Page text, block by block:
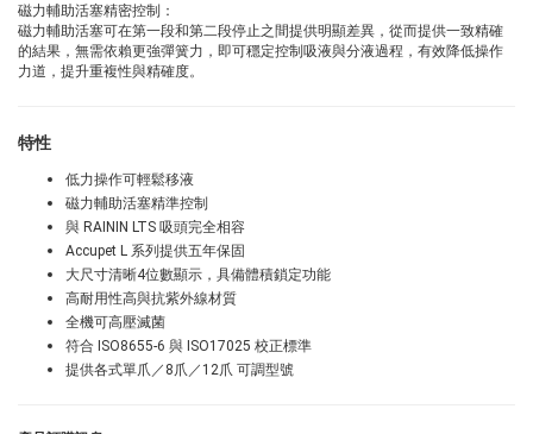
磁力輔助活塞精密控制：
磁力輔助活塞可在第一段和第二段停止之間提供明顯差異，從而提供一致精確
的結果，無需依賴更強彈簧力，即可穩定控制吸液與分液過程，有效降低操作
力道，提升重複性與精確度。
特性
低力操作可輕鬆移液
磁力輔助活塞精準控制
與 RAININ LTS 吸頭完全相容
Accupet L 系列提供五年保固
大尺寸清晰4位數顯示，具備體積鎖定功能
高耐用性高與抗紫外線材質
全機可高壓滅菌​
符合 ISO8655-6 與 ISO17025 校正標準
提供各式單爪／8爪／12爪 可調型號